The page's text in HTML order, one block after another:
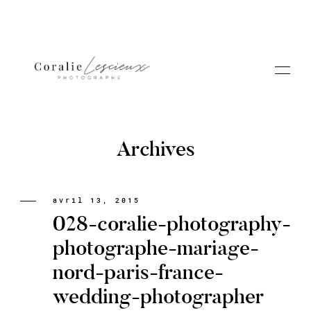
Portfolio
A PROPOS CORALIE
Archives
avril 13, 2015
028-coralie-photography-
photographe-mariage-
nord-paris-france-
wedding-photographer